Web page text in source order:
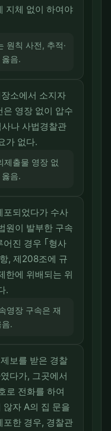
지체 없이 하여야
원칙 사전, 추적·
음.
소에서 소지자
영장 없이 압수
나 사법경찰관
가 없다.
제출물 영장 없
음.
포되었다가 수사
원이 발부한 구속
어진 경우 ｢형사
, 제208조에 규
한에 위배되는 위
.
영장 구속은 재
.
보를 받은 경찰
다가, 그곳에서
로 전화를 하여
않자 A의 집 문을
포한 경우, 경찰관